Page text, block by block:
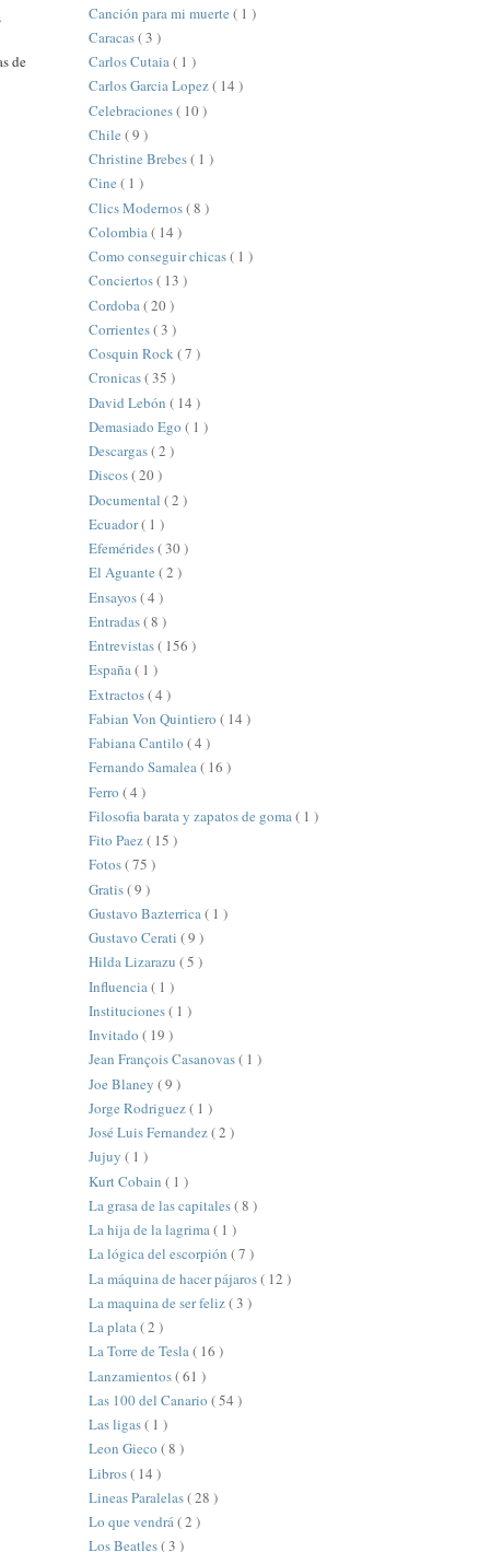
de
Canción para mi muerte ( 1 )
Caracas( 3 )
Carlos Cutaia( 1 )
Carlos Garcia Lopez( 14 )
Celebraciones( 10 )
Chile ( 9 )
Christine Brebes( 1 )
Cine ( 1 )
Clics Modernos( 8 )
Colombia( 14 )
Como conseguir chicas( 1 )
Conciertos( 13 )
Cordoba ( 20 )
Corrientes( 3 )
Cosquin Rock( 7 )
Cronicas( 35 )
David Lebón ( 14 )
Demasiado Ego ( 1 )
Descargas( 2 )
Discos( 20 )
Documental ( 2 )
Ecuador( 1 )
Efemérides( 30 )
El Aguante ( 2 )
Ensayos( 4 )
Entradas( 8 )
Entrevistas( 156 )
España( 1 )
Extractos( 4 )
Fabian Von Quintiero ( 14 )
Fabiana Cantilo ( 4 )
Fernando Samalea( 16 )
Ferro ( 4 )
Filosofia barata y zapatos de goma( 1 )
Fito Paez( 15 )
Fotos( 75 )
Gratis( 9 )
Gustavo Bazterrica( 1 )
Gustavo Cerati ( 9 )
Hilda Lizarazu ( 5 )
Influencia ( 1 )
Instituciones( 1 )
Invitado ( 19 )
Jean François Casanovas( 1 )
Joe Blaney ( 9 )
Jorge Rodriguez( 1 )
José Luis Fernandez( 2 )
Jujuy ( 1 )
Kurt Cobain ( 1 )
La grasa de las capitales( 8 )
La hija de la lagrima( 1 )
La lógica del escorpión ( 7 )
La máquina de hacer pájaros( 12 )
La maquina de ser feliz( 3 )
La plata( 2 )
La Torre de Tesla( 16 )
Lanzamientos( 61 )
Las 100 del Canario ( 54 )
Las ligas( 1 )
Leon Gieco ( 8 )
Libros( 14 )
Lineas Paralelas( 28 )
Lo que vendrá( 2 )
Los Beatles( 3 )